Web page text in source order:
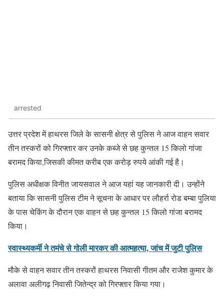
arrested
उत्तर प्रदेश में हाथरस जिले के सासनी क्षेत्र से पुलिस ने आज वाहन सवार
तीन तस्करों को गिरफ्तार कर उनके कब्जे से छह कुन्तल 15 किलो गांजा
बरामद किया,जिसकी कीमत करीब एक करोड़ रुपये आंकी गई है।
पुलिस अधीक्षक विनीत जायसवाल ने आज यहां यह जानकारी दी। उन्होंने
बताया कि सासनी पुलिस टीम ने सूचना के आधार पर लौहर्रा रोड बम्बा पुलिया
के पास चेकिंग के दौरान एक वाहन से छह कुन्तल 15 किलो गांजा बरामद
किया।
स्वास्थ्यकर्मी ने तमंचे से गोली मारकर की आत्महत्या, जांच में जुटी पुलिस
मौके से वाहन सवार तीन तस्करों हाथरस निवासी गीतम और राजेश कुमार के
अलावा अलीगढ़ निवासी जितेन्द्र को गिरफ्तार किया गया।